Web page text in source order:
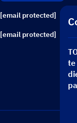
[email protected]
[email protected]
te